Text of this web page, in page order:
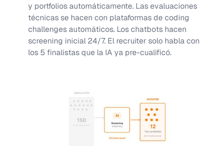
y portfolios automáticamente. Las evaluaciones
técnicas se hacen con plataformas de coding
challenges automáticos. Los chatbots hacen
screening inicial 24/7. El recruiter solo habla con
los 5 finalistas que la IA ya pre-cualificó.